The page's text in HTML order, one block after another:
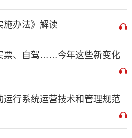
施办法》解读
票、自驾……今年这些新变化
运行系统运营技术和管理规范